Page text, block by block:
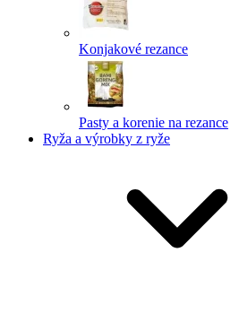
Konjakové rezance
Pasty a korenie na rezance
Ryža a výrobky z ryže